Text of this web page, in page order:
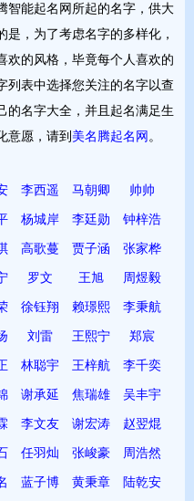
智能起名网所起的名字，供大
，为了考虑名字的多样化，
欢的风格，毕竟每个人喜欢的
列表中选择您关注的名字以查
的名字大全，并且起名满足生
意愿，请到 美名腾起名网 。
李西遥 马朝卿 帅帅
杨城岸 李廷勋 钟梓浩
高歌蔓 贾子涵 张家桦
罗文 王旭 周煜毅
徐钰翔 赖璟熙 李秉航
刘雷 王熙宁 郑宸
林聪宇 王梓航 李千奕
谢承延 焦瑞雄 吴丰宇
李文友 谢宏涛 赵翌焜
任羽灿 张峻豪 周浩然
蓝子博 黄秉章 陆乾安